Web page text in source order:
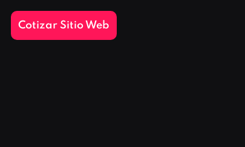
Cotizar Sitio Web